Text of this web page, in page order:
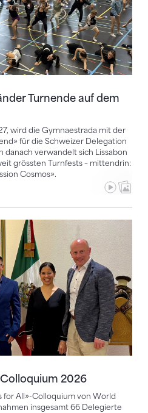
Turnende auf dem
wird die Gymnaestrada mit der
für die Schweizer Delegation
verwandelt sich Lissabon
grössten Turnfests – mittendrin:
Cosmos».
2026
for All»-Colloquium von World
insgesamt 66 Delegierte
2026